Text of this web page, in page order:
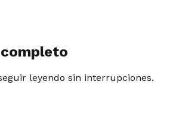
leyendo sin interrupciones.